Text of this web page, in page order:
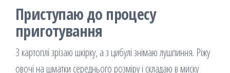
Приступаю до процесу
приготування
З картоплі зрізаю шкірку, а з цибулі знімаю лушпиння. Ріжу
овочі на шматки середнього розміру і складаю в миску